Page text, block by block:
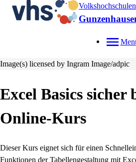
Volkshochschulen
Image(s) licensed by Ingram Image/adpic
Excel Basics sicher
Online-Kurs
Dieser Kurs eignet sich für einen
Funktionen der Tabellengestaltung mit